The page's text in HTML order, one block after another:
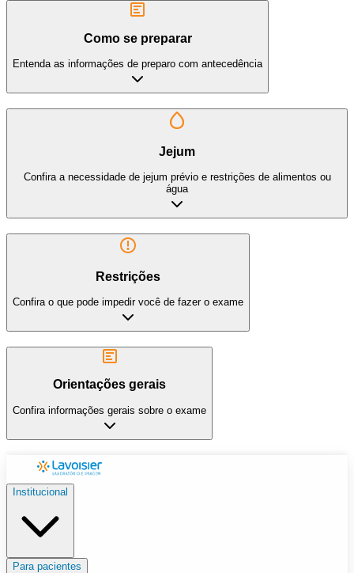
Como se preparar
Entenda as informações de preparo com antecedência
Jejum
Confira a necessidade de jejum prévio e restrições de alimentos ou
água
Restrições
Confira o que pode impedir você de fazer o exame
Orientações gerais
Confira informações gerais sobre o exame
Institucional
Para pacientes